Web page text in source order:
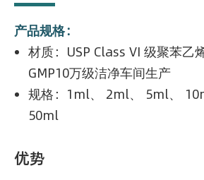
产品规格：
材质：USP Class VI 级聚苯乙
GMP10万级洁净车间生产
规格：1ml、 2ml、 5ml、
50ml
优势